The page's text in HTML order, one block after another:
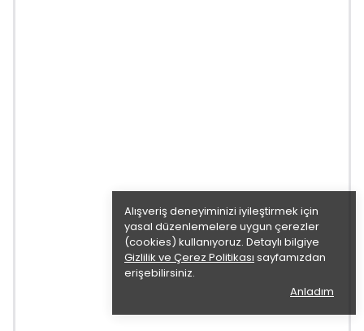
Alışveriş deneyiminizi iyileştirmek için
yasal düzenlemelere uygun çerezler
(cookies) kullanıyoruz. Detaylı bilgiye
Gizlilik ve Çerez Politikası sayfamızdan
erişebilirsiniz.
Anladım